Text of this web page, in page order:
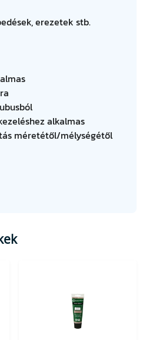
erezetek stb.
alkalmas
méretétől/mélységétől